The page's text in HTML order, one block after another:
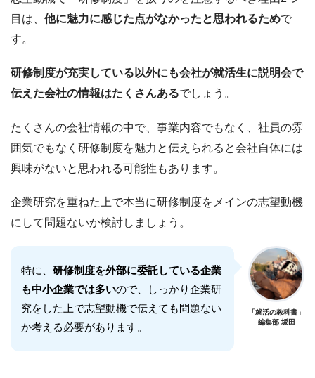
目は、 他に魅力に感じた点がなかったと思われるためで
す。
研修制度が充実している以外にも会社が就活生に説明会で
伝えた会社の情報はたくさんあるでしょう。
たくさんの会社情報の中で、事業内容でもなく、社員の雰
囲気でもなく研修制度を魅力と伝えられると会社自体には
興味がないと思われる可能性もあります。
企業研究を重ねた上で本当に研修制度をメインの志望動機
にして問題ないか検討しましょう。
特に、 研修制度を外部に委託している企業
も中小企業では多いので、しっかり企業研
究をした上で志望動機で伝えても問題ない
か考える必要があります。
「就活の教科書」
編集部 坂田